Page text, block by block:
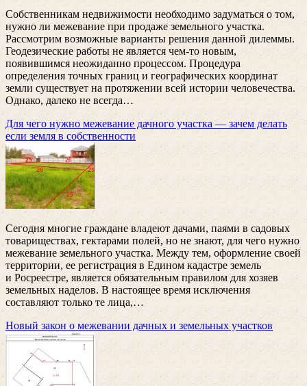
Собственникам недвижимости необходимо задуматься о том,
нужно ли межевание при продаже земельного участка.
Рассмотрим возможные варианты решения данной дилеммы.
Геодезические работы не является чем-то новым,
появившимся неожиданно процессом. Процедура
определения точных границ и географических координат
земли существует на протяжении всей истории человечества.
Однако, далеко не всегда…
Для чего нужно межевание дачного участка — зачем делать
если земля в собственности
Сегодня многие граждане владеют дачами, паями в садовых
товариществах, гектарами полей, но не знают, для чего нужно
межевание земельного участка. Между тем, оформление своей
территории, ее регистрация в Едином кадастре земель
и Росреестре, является обязательным правилом для хозяев
земельных наделов. В настоящее время исключения
составляют только те лица,…
Новый закон о межевании дачных и земельных участков